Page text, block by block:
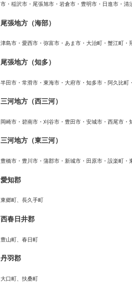
市・稲沢市・尾張旭市・岩倉市・豊明市・日進市・
尾張地方（海部）
津島市・愛西市・弥富市・あま市・大治町・蟹江町・
尾張地方（知多）
半田市・常滑市・東海市・大府市・知多市・阿久比
三河地方（西三河）
岡崎市・碧南市・刈谷市・豊田市・安城市・西尾市
三河地方（東三河）
豊橋市・豊川市・蒲郡市・新城市・田原市・設楽町・
愛知郡
東郷町、長久手町
西春日井郡
豊山町、春日町
丹羽郡
大口町、扶桑町